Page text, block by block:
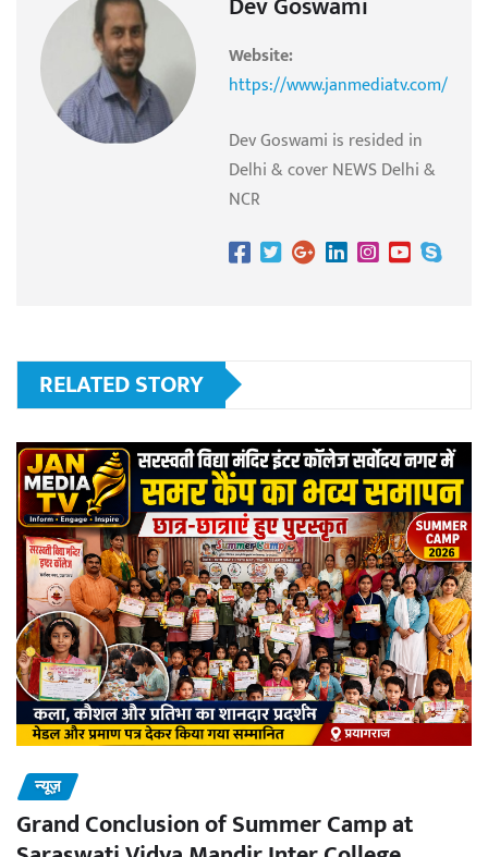
Website:
https://www.janmediatv.com/
Dev Goswami is resided in
Delhi & cover NEWS Delhi &
NCR
RELATED STORY
न्यूज़
Grand Conclusion of Summer Camp at